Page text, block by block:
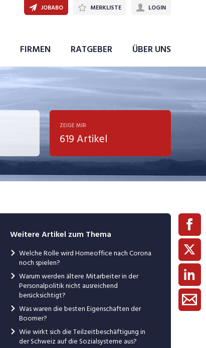
FIRMEN RATGEBER ÜBER UNS
JOBABO MERKLISTE LOGIN
ZEIGE MIR
619 Artikel
Weitere Artikel zum Thema
Welche Rolle wird Homeoffice nach Corona
noch spielen?
Warum werden ältere Mitarbeiter in der
Personalpolitik nicht ausreichend
berücksichtigt?
Was waren die besten Eigenschaften der
Boomer?
Wie wirkt sich die Teilzeitbeschäftigung in
der Schweiz auf die Sozialsysteme aus?